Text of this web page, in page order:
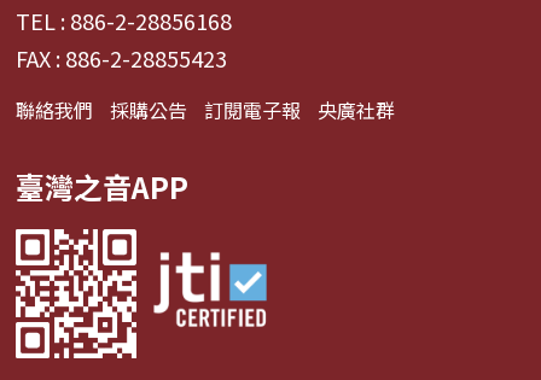
TEL : 886-2-28856168
FAX : 886-2-28855423
聯絡我們 採購公告 訂閱電子報 央廣社群
臺灣之音APP